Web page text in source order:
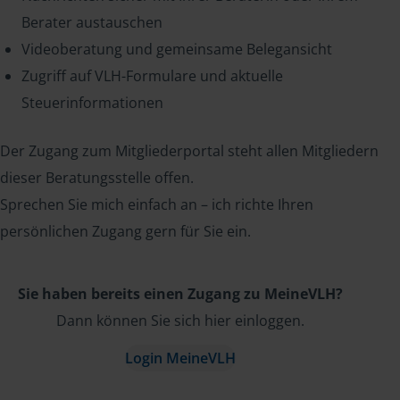
Berater austauschen
Videoberatung und gemeinsame Belegansicht
Zugriff auf VLH-Formulare und aktuelle
Steuerinformationen
Der Zugang zum Mitgliederportal steht allen Mitgliedern
dieser Beratungsstelle offen.
Sprechen Sie mich einfach an – ich richte Ihren
persönlichen Zugang gern für Sie ein.
Sie haben bereits einen Zugang zu MeineVLH?
Dann können Sie sich hier einloggen.
Login MeineVLH